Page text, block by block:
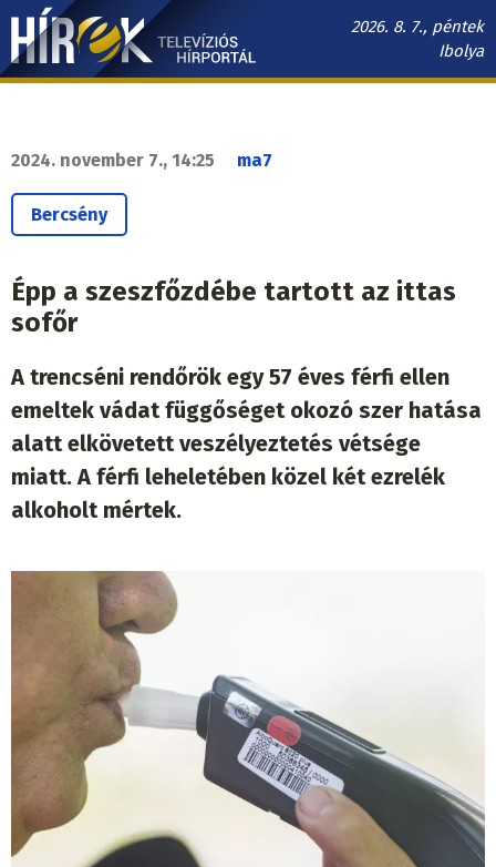
Ugrás
tartalomra
2026. 8. 7., péntek
Ibolya
Hírek.sk
2024. november 7., 14:25 ma7
Bercsény
Épp a szeszfőzdébe tartott az ittas
sofőr
A trencséni rendőrök egy 57 éves férfi ellen
emeltek vádat függőséget okozó szer hatása
alatt elkövetett veszélyeztetés vétsége
miatt. A férfi leheletében közel két ezrelék
alkoholt mértek.